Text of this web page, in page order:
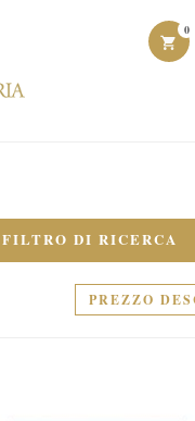
0
FILTRO DI RICERCA
PREZZO